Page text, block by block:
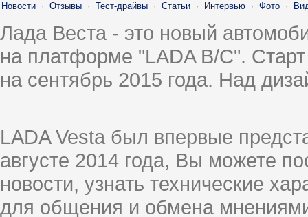
Новости · Отзывы · Тест-драйвы · Статьи · Интервью · Фото ·
Лада Веста - это новый
на платформе "LADA B/C".
на сентябрь 2015 года. Над
LADA Vesta был впервые
августе 2014 года, Вы можете
новости, узнать технические
для общения и обмена